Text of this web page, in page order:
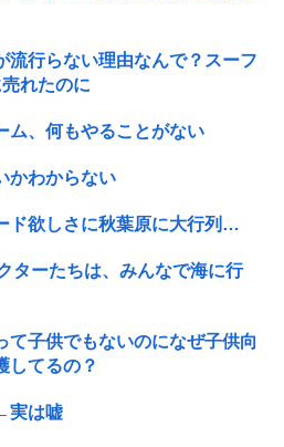
流行らない理由なんで？スーフ
れたのに
ム、何もやることがない
かわからない
ド欲しさに秋葉原に大行列…
ターたちは、みんなで海に行
て子供でもないのになぜ子供向
してるの？
実は嘘